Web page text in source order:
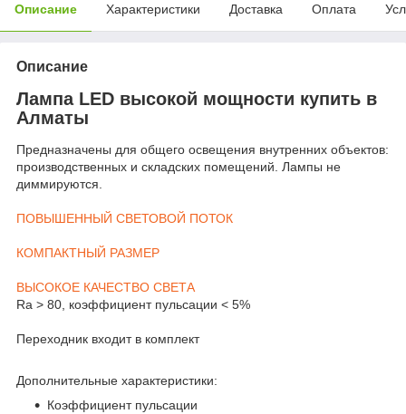
Описание Характеристики Доставка Оплата
Описание
Лампа LED высокой мощности купить в
Алматы
Предназначены для общего освещения внутренних объектов:
производственных и складских помещений. Лампы не
диммируются.
ПОВЫШЕННЫЙ СВЕТОВОЙ ПОТОК
КОМПАКТНЫЙ РАЗМЕР
ВЫСОКОЕ КАЧЕСТВО СВЕТА
Ra > 80, коэффициент пульсации < 5%
Переходник входит в комплект
Дополнительные характеристики:
Коэффициент пульсации